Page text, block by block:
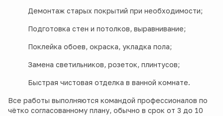
Демонтаж старых покрытий при необходимости;
Подготовка стен и потолков, выравнивание;
Поклейка обоев, окраска, укладка пола;
Замена светильников, розеток, плинтусов;
Быстрая чистовая отделка в ванной комнате.
Все работы выполняются командой профессионалов по
чётко согласованному плану, обычно в срок от 3 до 10